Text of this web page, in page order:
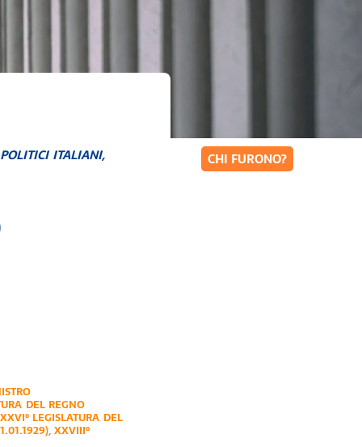
POLITICI ITALIANI, CHI FURONO?
DEL REGNO
XXVI° LEGISLATURA DEL
,XXVIII°